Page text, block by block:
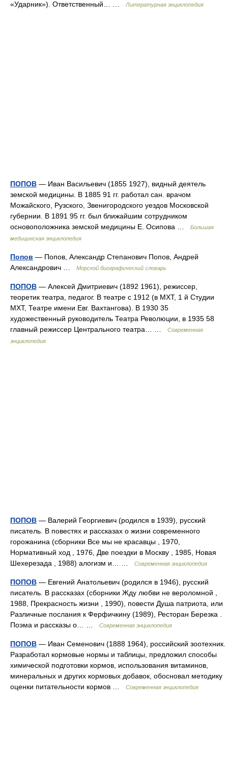
«Ударник»). Ответственный… … Литературная энциклопедия
ПОПОВ — Иван Васильевич (1855 1927), видный деятель
земской медицины. В 1885 91 гг. работал сан. врачом
Можайского, Рузского, Звенигородского уездов Московской
губернии. В 1891 95 гг. был ближайшим сотрудником
основоположника земской медицины Е. Осипова …
Большая
медицинская энциклопедия
Попов — Попов, Александр Степанович Попов, Андрей
Александрович …
Морской биографический словарь
ПОПОВ — Алексей Дмитриевич (1892 1961), режиссер,
теоретик театра, педагог. В театре с 1912 (в МХТ, 1 й Студии
МХТ, Театре имени Евг. Вахтангова). В 1930 35
художественный руководитель Театра Революции, в 1935 58
главный режиссер Центрального театра… …
Современная
энциклопедия
ПОПОВ — Валерий Георгиевич (родился в 1939), русский
писатель. В повестях и рассказах о жизни современного
горожанина (сборники Все мы не красавцы , 1970,
Нормативный ход , 1976, Две поездки в Москву , 1985, Новая
Шехерезада , 1988) алогизм и… …
Современная энциклопедия
ПОПОВ — Евгений Анатольевич (родился в 1946), русский
писатель. В рассказах (сборники Жду любви не вероломной ,
1988, Прекрасность жизни , 1990), повести Душа патриота, или
Различные послания к Ферфичкину (1989), Ресторан Березка .
Поэма и рассказы о… …
Современная энциклопедия
ПОПОВ — Иван Семенович (1888 1964), российский зоотехник.
Разработал кормовые нормы и таблицы, предложил способы
химической подготовки кормов, использования витаминов,
минеральных и других кормовых добавок, обосновал методику
оценки питательности кормов …
Современная энциклопедия